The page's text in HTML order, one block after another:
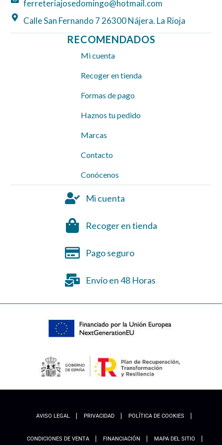
ferreteriajosedomingo@hotmail.com
Calle San Fernando 7 26300 Nájera. La Rioja
RECOMENDADOS
Mi cuenta
Recoger en tienda
Formas de pago
Haznos tu pedido
Marcas
Contacto
Conócenos
Mi cuenta
Recoger en tienda
Pago seguro
Envío en 48 Horas
AVISO LEGAL PRIVACIDAD POLÍTICA DE COOKIES
CONDICIONES DE VENTA FINANCIACIÓN MAPA DEL SITIO